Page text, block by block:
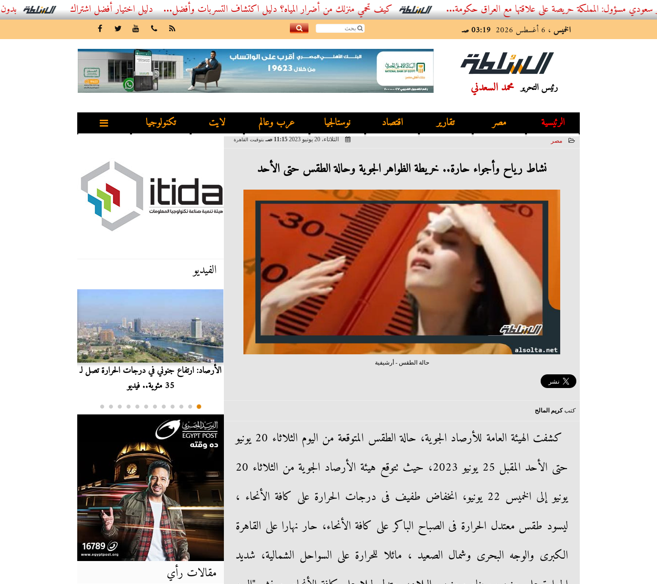
أفضل اشتراك IPTV بدون تقطيع 2026 – دليل المشاهد العصري المملكة حريصة على علاقتها مع العراق حكومة... كيف تحمي منزلك من أضرار المياه؟ دليل اكتشاف التسربات وأفضل...
الخميس ، 6 أغسطس 2026 03:19 صـ
رئيس التحرير محمد السعدني
الرئيسية مصر تقارير اقتصاد نوستالجيا عرب وعالم لايت تكنولوجيا
مصر الثلاثاء، 20 يونيو 2023 11:15 صـ بتوقيت القاهرة
نشاط رياح وأجواء حارة.. خريطة الظواهر الجوية وحالة الطقس حتى الأحد
حالة الطقس - أرشيفية
كتبكريم المالح
كشفت الهيئة العامة للأرصاد الجوية، حالة الطقس المتوقعة من اليوم الثلاثاء 20 يونيو
حتى الأحد المقبل 25 يونيو 2023، حيث تتوقع هيئة الأرصاد الجوية من الثلاثاء 20
يونيو إلى الخميس 22 يونيو، انخفاض طفيف فى درجات الحرارة على كافة الأنحاء ،
ليسود طقس معتدل الحرارة فى الصباح الباكر على كافة الأنحاء، حار نهارا على القاهرة
الكبرى والوجه البحرى وشمال الصعيد ، مائلا للحرارة على السواحل الشمالية، شديد
الفيديو
الأرصاد: ارتفاع جنوني في درجات الحرارة تصل لـ
35 مئوية.. فيديو
مقالات رأي